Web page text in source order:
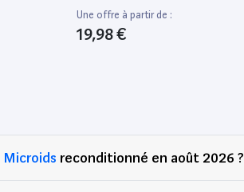
Une offre à partir de :
19,98 €
Microids reconditionné en août 2026 ?